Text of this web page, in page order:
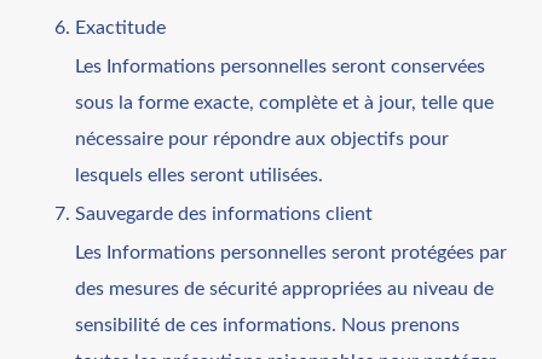
Exactitude
Les Informations personnelles seront conservées
sous la forme exacte, complète et à jour, telle que
nécessaire pour répondre aux objectifs pour
lesquels elles seront utilisées.
Sauvegarde des informations client
Les Informations personnelles seront protégées par
des mesures de sécurité appropriées au niveau de
sensibilité de ces informations. Nous prenons